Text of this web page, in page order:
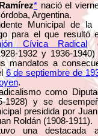
* nació el
Argentina.
Municipal de la
para el que resultó
Cívica Radical
1932 y 1936-
mandatos a
6 de septiembre de
.
como
1928) y se
presidida por
Roldán (1908-1911).
una destacada